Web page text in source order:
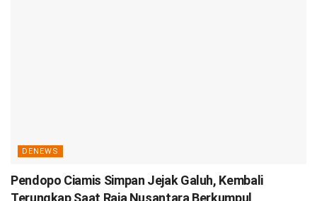
DENEWS
Pendopo Ciamis Simpan Jejak Galuh, Kembali